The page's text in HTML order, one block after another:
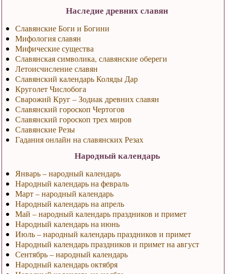
Наследие древних славян
Славянские Боги и Богини
Мифология славян
Мифические существа
Славянская символика, славянские обереги
Летоисчисление славян
Славянский календарь Коляды Дар
Круголет Числобога
Сварожий Круг – Зодиак древних славян
Славянский гороскоп Чертогов
Славянский гороскоп трех миров
Славянские Резы
Гадания онлайн на славянских Резах
Народный календарь
Январь – народный календарь
Народный календарь на февраль
Март – народный календарь
Народный календарь на апрель
Май – народный календарь праздников и примет
Народный календарь на июнь
Июль – народный календарь праздников и примет
Народный календарь праздников и примет на август
Сентябрь – народный календарь
Народный календарь октября